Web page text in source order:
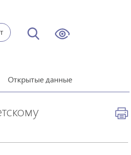
Открытые данные